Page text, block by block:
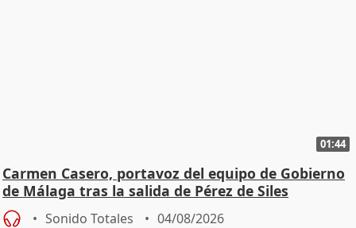
01:44
Carmen Casero, portavoz del equipo de Gobierno
de Málaga tras la salida de Pérez de Siles
Sonido Totales 04/08/2026